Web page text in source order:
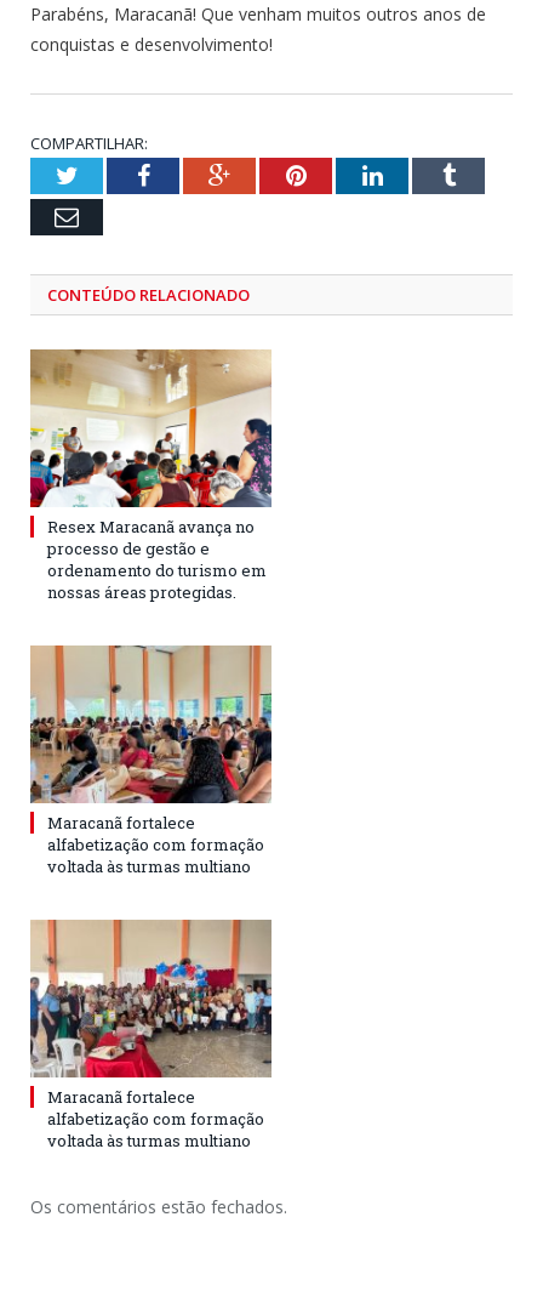
Parabéns, Maracanã! Que venham muitos outros anos de
conquistas e desenvolvimento!
COMPARTILHAR:
TwitterFacebookGoogle+PinterestLinkedInTumblr
Email
CONTEÚDO RELACIONADO
Resex Maracanã avança no
processo de gestão e
ordenamento do turismo em
nossas áreas protegidas.
Maracanã fortalece
alfabetização com formação
voltada às turmas multiano
Maracanã fortalece
alfabetização com formação
voltada às turmas multiano
Os comentários estão fechados.